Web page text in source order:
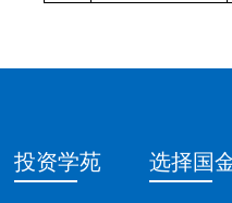
投资学苑 选择国